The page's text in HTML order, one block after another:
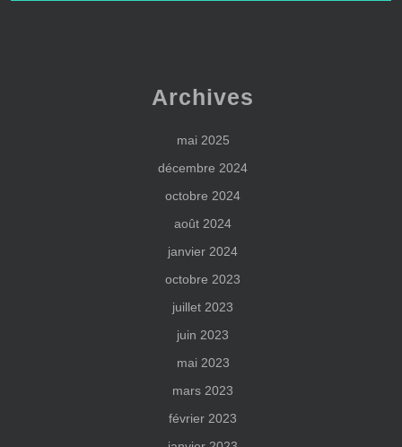
Archives
mai 2025
décembre 2024
octobre 2024
août 2024
janvier 2024
octobre 2023
juillet 2023
juin 2023
mai 2023
mars 2023
février 2023